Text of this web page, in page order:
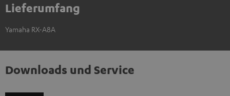
Lieferumfang
Yamaha RX-A8A
Downloads und Service